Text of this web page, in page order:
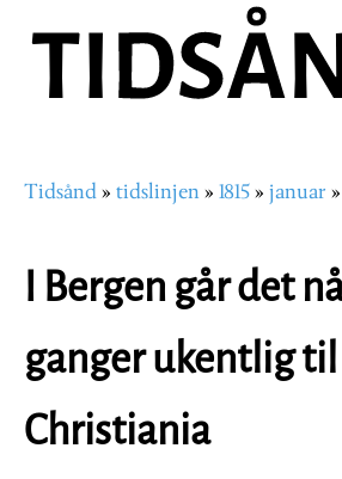
hovedinnhold
Navigasjonssti
Tidsånd tidslinjen 1815 januar
I Bergen går det
ganger ukentlig til
Christiania